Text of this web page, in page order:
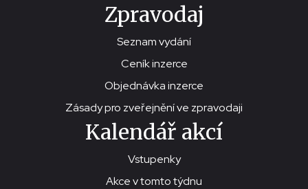
Zpravodaj
Seznam vydání
Ceník inzerce
Objednávka inzerce
Zásady pro zveřejnění ve zpravodaji
Kalendář akcí
Vstupenky
Akce v tomto týdnu